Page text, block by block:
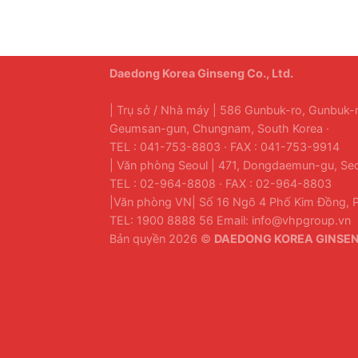
Daedong Korea Ginseng Co., Ltd.
| Trụ sở / Nhà máy | 586 Gunbuk-ro, Gunbuk-
Geumsan-gun, Chungnam, South Korea ·
TEL : 041-753-8803 · FAX : 041-753-9914
| Văn phòng Seoul | 471, Dongdaemun-gu,
TEL : 02-964-8808 · FAX : 02-964-8803
|Văn phòng VN| Số 16 Ngõ 4 Phố Kim Đồng,
TEL: 1900 8888 56 Email: info@vhpgroup.vn
Bản quyền 2026 © DAEDONG KOREA